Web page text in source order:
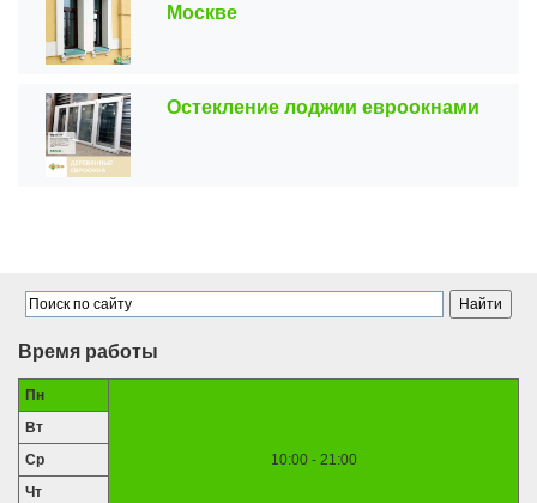
Москве
Остекление лоджии евроокнами
Время работы
Пн
10:00 - 21:00
Вт
Ср
Чт